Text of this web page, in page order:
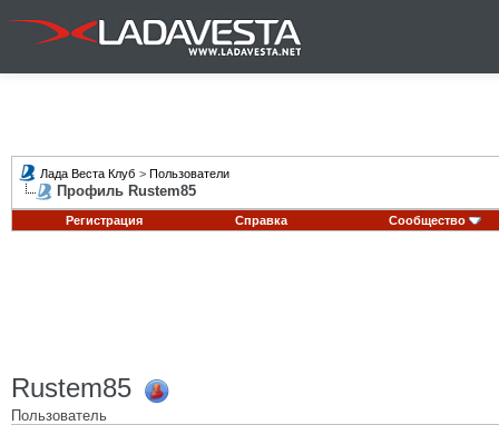
Лада Веста Клуб > Пользователи
Профиль Rustem85
Регистрация Справка Сообщество
Rustem85
Пользователь